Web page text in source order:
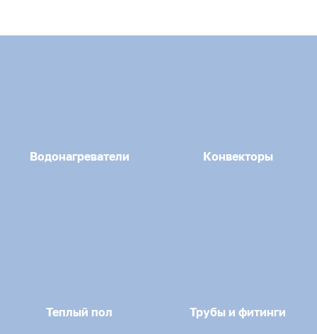
Водонагреватели Конвекторы
Теплый пол Трубы и фитинги